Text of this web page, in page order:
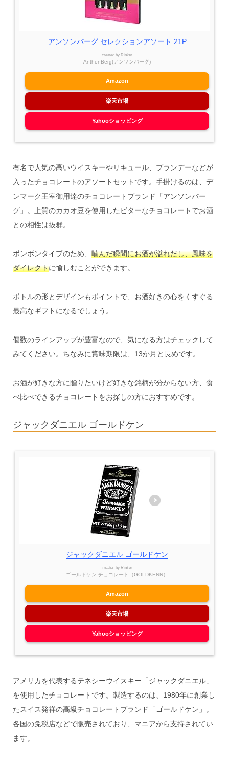
アンソンバーグ セレクションアソート 21P
created by Rinker
AnthonBerg(アンソンバーグ)
Amazon
楽天市場
Yahooショッピング
有名で人気の高いウイスキーやリキュール、ブランデーなどが
入ったチョコレートのアソートセットです。手掛けるのは、デ
ンマーク王室御用達のチョコレートブランド「アンソンバー
グ」。上質のカカオ豆を使用したビターなチョコレートでお酒
との相性は抜群。
ボンボンタイプのため、 噛んだ瞬間にお酒が溢れだし、風味を
ダイレクトに愉しむことができます。
ボトルの形とデザインもポイントで、お酒好きの心をくすぐる
最高なギフトになるでしょう。
個数のラインアップが豊富なので、気になる方はチェックして
みてください。ちなみに賞味期限は、13か月と長めです。
お酒が好きな方に贈りたいけど好きな銘柄が分からない方、食
べ比べできるチョコレートをお探しの方におすすめです。
ジャックダニエル ゴールドケン
ジャックダニエル ゴールドケン
created by Rinker
ゴールドケン チョコレート（GOLDKENN）
Amazon
楽天市場
Yahooショッピング
アメリカを代表するテネシーウイスキー「ジャックダニエル」
を使用したチョコレートです。製造するのは、1980年に創業し
たスイス発祥の高級チョコレートブランド「ゴールドケン」。
各国の免税店などで販売されており、マニアから支持されてい
ます。